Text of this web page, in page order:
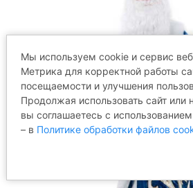
Мы используем cookie и сервис
Метрика для корректной работы
посещаемости и улучшения
Продолжая использовать сайт или
вы соглашаетесь с
– в Политике обработки файлов